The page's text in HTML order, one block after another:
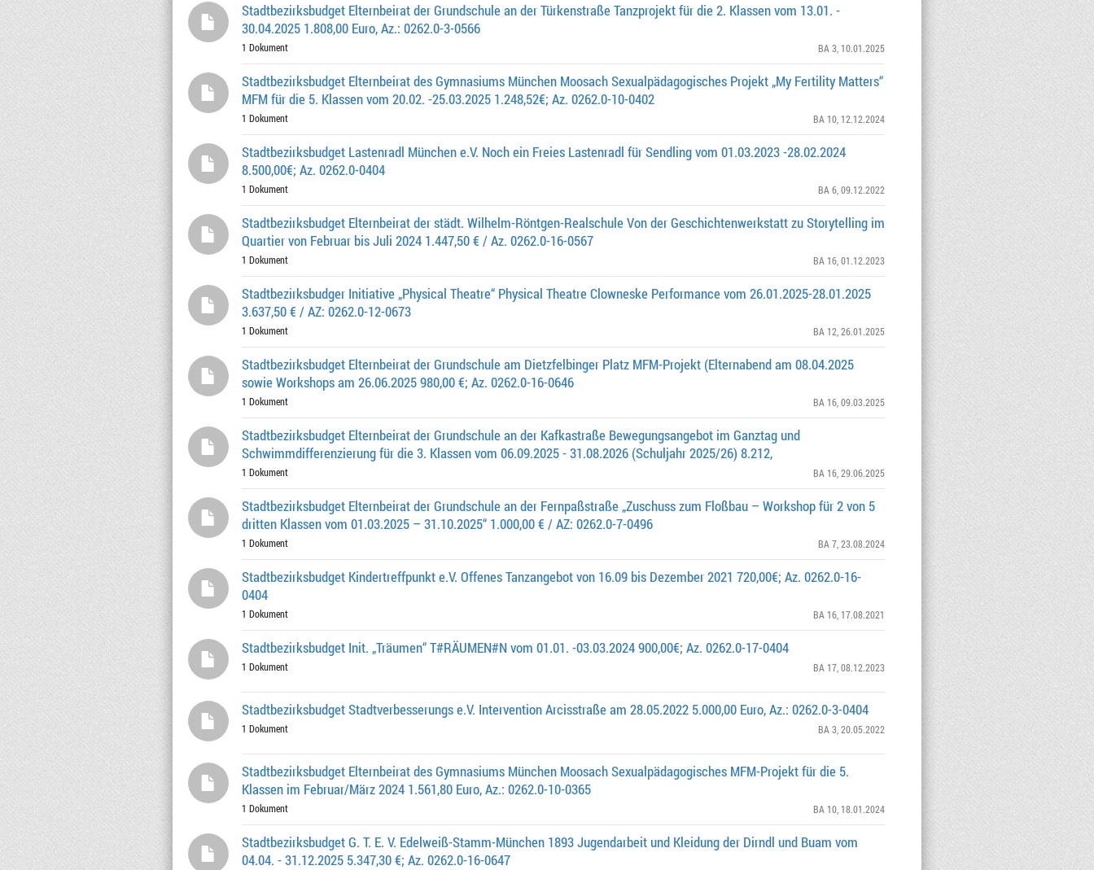
Stadtbezirksbudget Elternbeirat der Grundschule an der Türkenstraße Tanzprojekt für die 2. Klassen vom 13.01. -
30.04.2025 1.808,00 Euro, Az.: 0262.0-3-0566
1 Dokument BA 3, 10.01.2025
Stadtbezirksbudget Elternbeirat des Gymnasiums München Moosach Sexualpädagogisches Projekt „My Fertility Matters“
MFM für die 5. Klassen vom 20.02. -25.03.2025 1.248,52€; Az. 0262.0-10-0402
1 Dokument BA 10, 12.12.2024
Stadtbezirksbudget Lastenradl München e.V. Noch ein Freies Lastenradl für Sendling vom 01.03.2023 -28.02.2024
8.500,00€; Az. 0262.0-0404
1 Dokument BA 6, 09.12.2022
Stadtbezirksbudget Elternbeirat der städt. Wilhelm-Röntgen-Realschule Von der Geschichtenwerkstatt zu Storytelling im
Quartier von Februar bis Juli 2024 1.447,50 € / Az. 0262.0-16-0567
1 Dokument BA 16, 01.12.2023
Stadtbezirksbudger Initiative „Physical Theatre“ Physical Theatre Clowneske Performance vom 26.01.2025-28.01.2025
3.637,50 € / AZ: 0262.0-12-0673
1 Dokument BA 12 , 26.01.2025
Stadtbezirksbudget Elternbeirat der Grundschule am Dietzfelbinger Platz MFM-Projekt (Elternabend am 08.04.2025
sowie Workshops am 26.06.2025 980,00 €; Az. 0262.0-16-0646
1 Dokument BA 16, 09.03.2025
Stadtbezirksbudget Elternbeirat der Grundschule an der Kafkastraße Bewegungsangebot im Ganztag und
Schwimmdifferenzierung für die 3. Klassen vom 06.09.2025 - 31.08.2026 (Schuljahr 2025/26) 8.212,
1 Dokument BA 16, 29.06.2025
Stadtbezirksbudget Elternbeirat der Grundschule an der Fernpaßstraße „Zuschuss zum Floßbau – Workshop für 2 von 5
dritten Klassen vom 01.03.2025 – 31.10.2025“ 1.000,00 € / AZ: 0262.0-7-0496
1 Dokument BA 7, 23.08.2024
Stadtbezirksbudget Kindertreffpunkt e.V. Offenes Tanzangebot von 16.09 bis Dezember 2021 720,00€; Az. 0262.0-16-
0404
1 Dokument BA 16, 17.08.2021
Stadtbezirksbudget Init. „Träumen“ T#RÄUMEN#N vom 01.01. -03.03.2024 900,00€; Az. 0262.0-17-0404
1 Dokument BA 17, 08.12.2023
Stadtbezirksbudget Stadtverbesserungs e.V. Intervention Arcisstraße am 28.05.2022 5.000,00 Euro, Az.: 0262.0-3-0404
1 Dokument BA 3, 20.05.2022
Stadtbezirksbudget Elternbeirat des Gymnasiums München Moosach Sexualpädagogisches MFM-Projekt für die 5.
Klassen im Februar/März 2024 1.561,80 Euro, Az.: 0262.0-10-0365
1 Dokument BA 10, 18.01.2024
Stadtbezirksbudget G. T. E. V. Edelweiß-Stamm-München 1893 Jugendarbeit und Kleidung der Dirndl und Buam vom
04.04. - 31.12.2025 5.347,30 €; Az. 0262.0-16-0647